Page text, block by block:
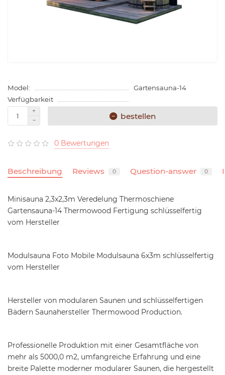
Model:
Gartensauna-14
Verfügbarkeit
bestellen
0 Bewertungen
Beschreibung Reviews 0 Question-answer 0
Minisauna 2,3x2,3m Veredelung Thermoschiene
Gartensauna-14 Thermowood Fertigung schlüsselfertig
vom Hersteller
Modulsauna Foto Mobile Modulsauna 6x3m schlüsselfertig
vom Hersteller
Hersteller von modularen Saunen und schlüsselfertigen
Bädern Saunahersteller Thermowood Production.
Professionelle Produktion mit einer Gesamtfläche von
mehr als 5000,0 m2, umfangreiche Erfahrung und eine
breite Palette moderner modularer Saunen, die hergestellt